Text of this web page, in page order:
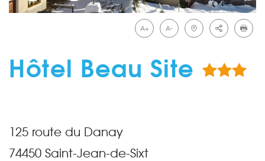
A+ A-
Hôtel Beau Site
125 route du Danay
74450 Saint-Jean-de-Sixt